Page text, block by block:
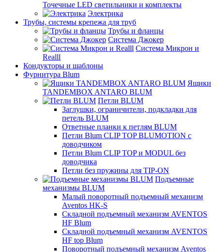
Точечные LED светильники и комплекты
Электрика
Трубы, системы крепежа для труб
Трубы и фланцы
Система Джокер
Система Микрон и
Realll
Кондукторы и шаблоны
Фурнитура Blum
Ящики
TANDEMBOX ANTARO BLUM
Петли BLUM
Заглушки, ограничители, подкладки для
петель BLUM
Ответные планки к петлям BLUM
Петли Blum CLIP TOP BLUMOTION с
доводчиком
Петли Blum CLIP TOP и MODUL без
доводчика
Петли без пружины для TIP-ON
Подъемные
механизмы BLUM
Малый поворотный подъемный механизм
Aventos HK-S
Складной подъемный механизм AVENTOS
HF Blum
Складной подъемный механизм AVENTOS
HF top Blum
Поворотный подъемный механизм Aventos